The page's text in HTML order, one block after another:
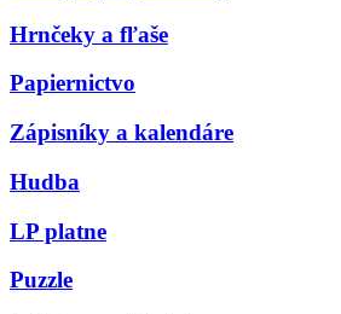
Hrnčeky a fľaše
Papiernictvo
Zápisníky a kalendáre
Hudba
LP platne
Puzzle